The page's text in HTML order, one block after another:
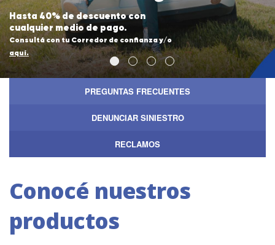
Hasta 40% de descuento con
cualquier medio de pago.
Consultá con tu Corredor de confianza y/o
aquí.
6 cuotas sin recargo
Lanzamos Garantía de Alquiler
Validá tu correo electrónico
Canales de cobranza
PREGUNTAS FRECUENTES
DENUNCIAR SINIESTRO
RECLAMOS
Conocé nuestros
productos